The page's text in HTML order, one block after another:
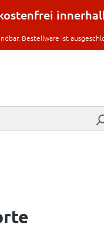
Bestellware ist